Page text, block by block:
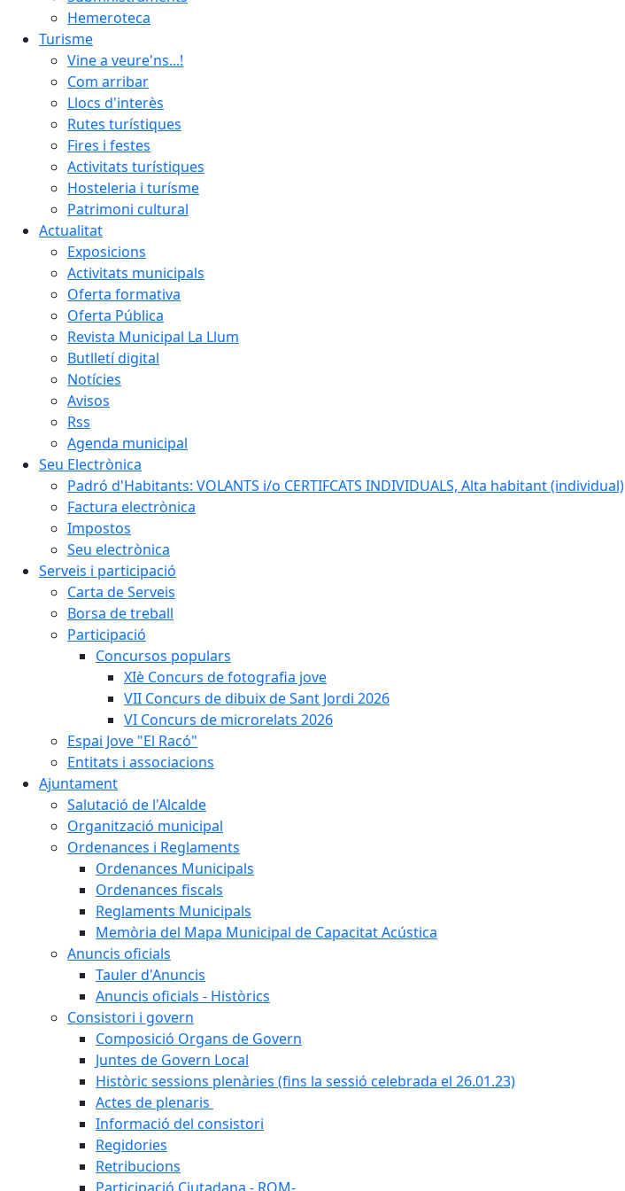
Hemeroteca
Turisme
Vine a veure'ns...!
Com arribar
Llocs d'interès
Rutes turístiques
Fires i festes
Activitats turístiques
Hosteleria i turísme
Patrimoni cultural
Actualitat
Exposicions
Activitats municipals
Oferta formativa
Oferta Pública
Revista Municipal La Llum
Butlletí digital
Notícies
Avisos
Rss
Agenda municipal
Seu Electrònica
Padró d'Habitants: VOLANTS i/o CERTIFCATS INDIVIDUALS, Alta habitant (individual)
Factura electrònica
Impostos
Seu electrònica
Serveis i participació
Carta de Serveis
Borsa de treball
Participació
Concursos populars
XIè Concurs de fotografia jove
VII Concurs de dibuix de Sant Jordi 2026
VI Concurs de microrelats 2026
Espai Jove "El Racó"
Entitats i associacions
Ajuntament
Salutació de l'Alcalde
Organització municipal
Ordenances i Reglaments
Ordenances Municipals
Ordenances fiscals
Reglaments Municipals
Memòria del Mapa Municipal de Capacitat Acústica
Anuncis oficials
Tauler d'Anuncis
Anuncis oficials - Històrics
Consistori i govern
Composició Organs de Govern
Juntes de Govern Local
Històric sessions plenàries (fins la sessió celebrada el 26.01.23)
Actes de plenaris
Informació del consistori
Regidories
Retribucions